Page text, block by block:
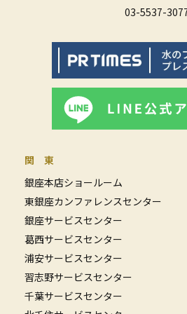
03-5537-
関 東
銀座本店ショールーム
東銀座カンファレンスセンター
銀座サービスセンター
葛西サービスセンター
浦安サービスセンター
習志野サービスセンター
千葉サービスセンター